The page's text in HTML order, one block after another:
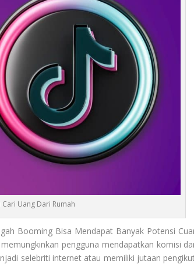
Uang Dari Rumah
Booming Bisa Mendapat Banyak Potensi
pengguna mendapatkan komisi
selebriti internet atau memiliki jutaan